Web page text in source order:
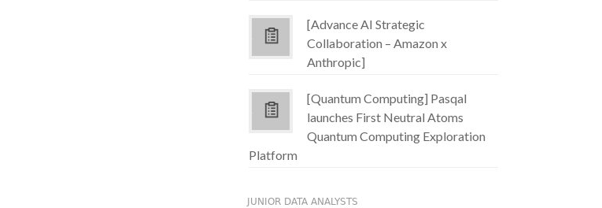
[Advance AI Strategic
Collaboration – Amazon x
Anthropic]
[Quantum Computing] Pasqal
launches First Neutral Atoms
Quantum Computing Exploration
Platform
JUNIOR DATA ANALYSTS